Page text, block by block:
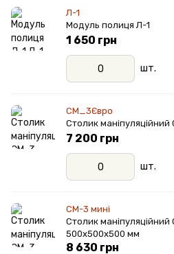
Л-1
Модуль полиця Л-1
1 650 грн
шт.
СМ_3Євро
Столик
7 200 грн
шт.
СМ-3 мині
Столик маніпуляційний
500х500х500 мм
8 630 грн